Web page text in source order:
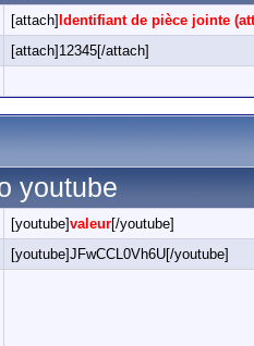
[attach] Identifiant de pièce jointe
[attach]12345[/attach]
youtube
[youtube]valeur[/youtube]
[youtube]JFwCCL0Vh6U[/youtube]